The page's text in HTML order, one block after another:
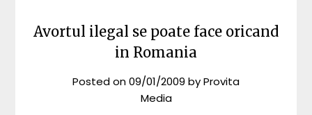
Avortul ilegal se poate face oricand
in Romania
Posted on09/01/2009 byProvita
Media